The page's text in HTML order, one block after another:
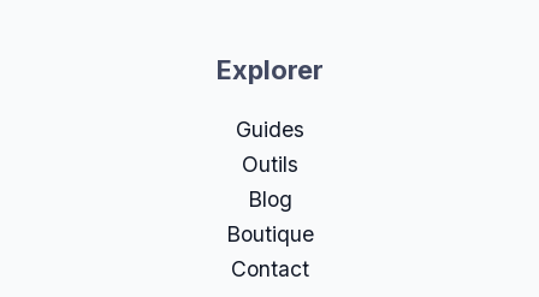
Explorer
Guides
Outils
Blog
Boutique
Contact